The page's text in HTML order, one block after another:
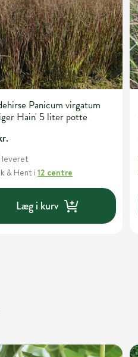
Panicum virgatum
Hain' 5 liter potte
leveret
& Hent i12 centre
Læg i kurv